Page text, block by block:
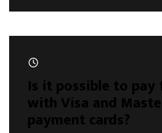
Is it possible to
with Visa and
payment cards?